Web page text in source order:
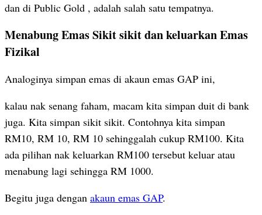
dan di Public Gold , adalah salah satu tempatnya.
Menabung Emas Sikit sikit dan keluarkan Emas
Fizikal
Analoginya simpan emas di akaun emas GAP ini,
kalau nak senang faham, macam kita simpan duit di bank
juga. Kita simpan sikit sikit. Contohnya kita simpan
RM10, RM 10, RM 10 sehinggalah cukup RM100. Kita
ada pilihan nak keluarkan RM100 tersebut keluar atau
menabung lagi sehingga RM 1000.
Begitu juga dengan akaun emas GAP.